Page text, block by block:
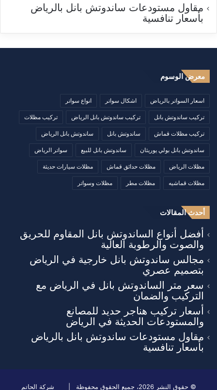
مقاول مستودعات ساندوتش بانل بالرياض
بأسعار تنافسية
معرض الوسوم
اسعار السواتر بالرياض اشكال سواتر انواع سواتر
تركيب ساندوتش بانل تركيب ساندوتش بانل الرياض تركيب مظلات
تركيب مظلات قماش ساندوتش بانل ساندوتش بانل الرياض
ساندوتش بانل بولي يوريثان ساندوتش بانل للبيع سواتر الرياض
مظلات الرياض مظلات حدائق قماش مظلات سيارات حديثة
مظلات قماشيه مظلات مطر مظلات وسواتر
أحدث المقالات
أفضل أنواع الساندوتش بانل المقاوم للحريق
والصوت والرطوبة العالية
مجالس ساندوتش بانل خارجية في الرياض
بتصميم عصري
سعر متر الساندوتش بانل في الرياض مع
التركيب والضمان
أسعار تركيب هناجر حديد للمصانع
والمستودعات الحديثة في الرياض
مقاول مستودعات ساندوتش بانل بالرياض
بأسعار تنافسية
© حقوق النشر 2026، جميع الحقوق محفوظة | شركة الحاتم